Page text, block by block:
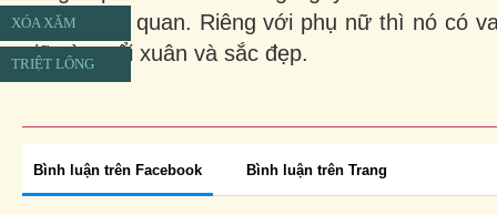
XÓA XĂM
TRIỆT LÔNG
các mô cơ quan. Riêng với phụ nữ thì nó có
giữ gìn tuổi xuân và sắc đẹp.
Bình luận trên Facebook Bình luận trên Trang